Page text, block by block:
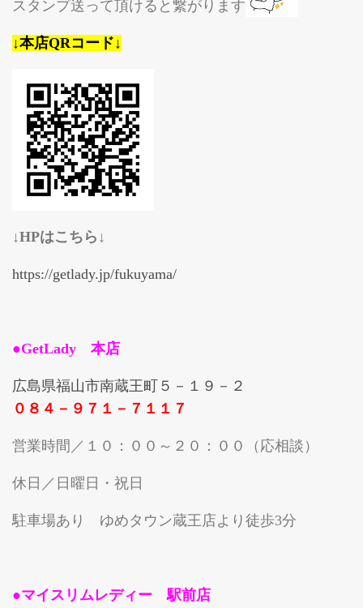
スタンプ送って頂けると繋がります
↓本店QRコード↓
↓HPはこちら↓
https://getlady.jp/fukuyama/
●GetLady 本店
広島県福山市南蔵王町５－１９－２
０８４－９７１－７１１７
営業時間／１０：００～２０：００（応相談）
休日／日曜日・祝日
駐車場あり ゆめタウン蔵王店より徒歩3分
●マイスリムレディー 駅前店